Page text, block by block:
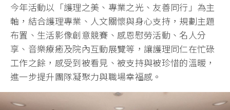
今年活動以「護理之美、專業之光、友善同行」為主
軸，結合護理專業、人文關懷與身心支持，規劃主題
布置、生活影像創意競賽、感恩慰勞活動、名人分
享、音樂療癒及院內互動展覽等，讓護理同仁在忙碌
工作之餘，感受到被看見、被支持與被珍惜的溫暖，
進一步提升團隊凝聚力與職場幸福感。